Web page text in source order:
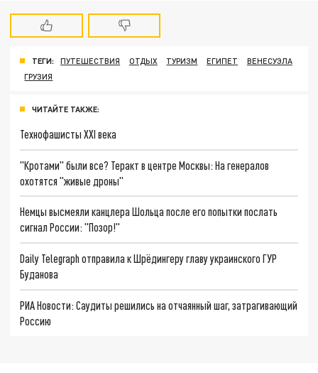
ТЕГИ: ПУТЕШЕСТВИЯ ОТДЫХ ТУРИЗМ ЕГИПЕТ
ВЕНЕСУЭЛА
ГРУЗИЯ
ЧИТАЙТЕ ТАКЖЕ:
Технофашисты XXI века
"Кротами" были все? Теракт в центре Москвы: На генералов
охотятся "живые дроны"
Немцы высмеяли канцлера Шольца после его попытки послать
сигнал России: "Позор!"
Daily Telegraph отправила к Шрёдингеру главу украинского ГУР
Буданова
РИА Новости: Саудиты решились на отчаянный шаг, затрагивающий
Россию